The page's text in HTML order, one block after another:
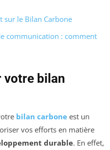
sur le Bilan Carbone
communication : comment
votre bilan
bilan carbone est un
vos efforts en matière
durable. En effet,